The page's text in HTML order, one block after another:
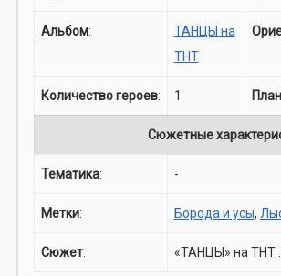
Альбом:
ТАНЦЫ на
ТНТ
Количество героев: 1 План
Сюжетные
Тематика: -
Метки: Борода и усы,
Сюжет: «ТАНЦЫ» на ТНТ